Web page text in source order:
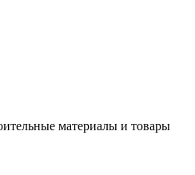
материалы и товары